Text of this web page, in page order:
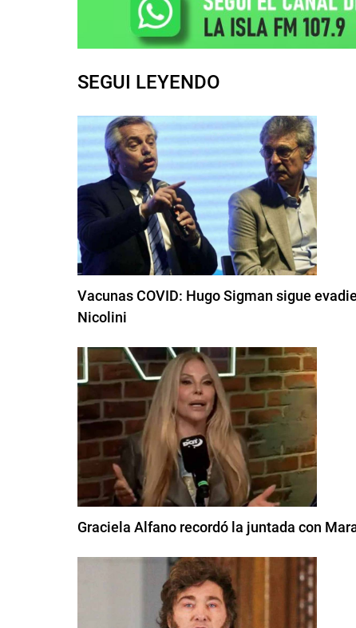
SEGUI LEYENDO
Vacunas COVID: Hugo Sigman sigue
Nicolini
Graciela Alfano recordó la juntada con